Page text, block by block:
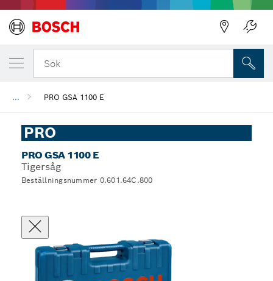
Sök
... PRO GSA 1100 E
PRO
PRO GSA 1100 E
Tigersåg
Beställningsnummer 0.601.64C.800